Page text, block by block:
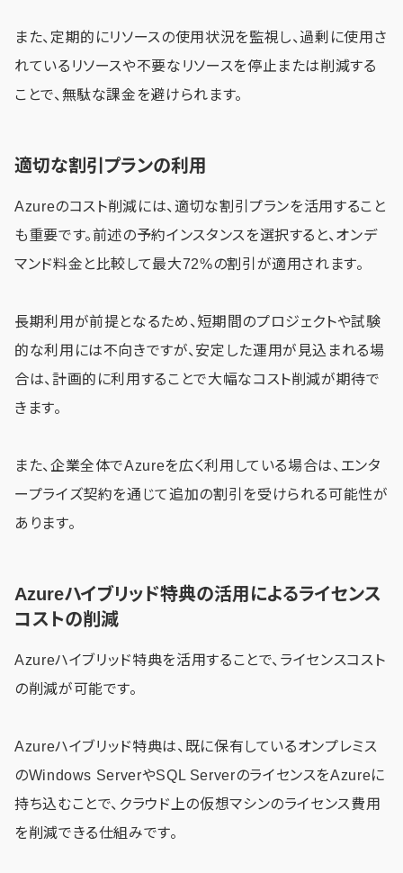
また、定期的にリソースの使用状況を監視し、過剰に使用さ
れているリソースや不要なリソースを停止または削減する
ことで、無駄な課金を避けられます。
適切な割引プランの利用
Azureのコスト削減には、適切な割引プランを活用すること
も重要です。前述の予約インスタンスを選択すると、オンデ
マンド料金と比較して最大72%の割引が適用されます。
長期利用が前提となるため、短期間のプロジェクトや試験
的な利用には不向きですが、安定した運用が見込まれる場
合は、計画的に利用することで大幅なコスト削減が期待で
きます。
また、企業全体でAzureを広く利用している場合は、エンタ
ープライズ契約を通じて追加の割引を受けられる可能性が
あります。
Azureハイブリッド特典の活用によるライセンス
コストの削減
Azureハイブリッド特典を活用することで、ライセンスコスト
の削減が可能です。
Azureハイブリッド特典は、既に保有しているオンプレミス
のWindows ServerやSQL ServerのライセンスをAzureに
持ち込むことで、クラウド上の仮想マシンのライセンス費用
を削減できる仕組みです。